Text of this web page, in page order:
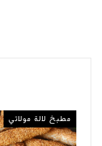
مطبخ لالة مولاتي